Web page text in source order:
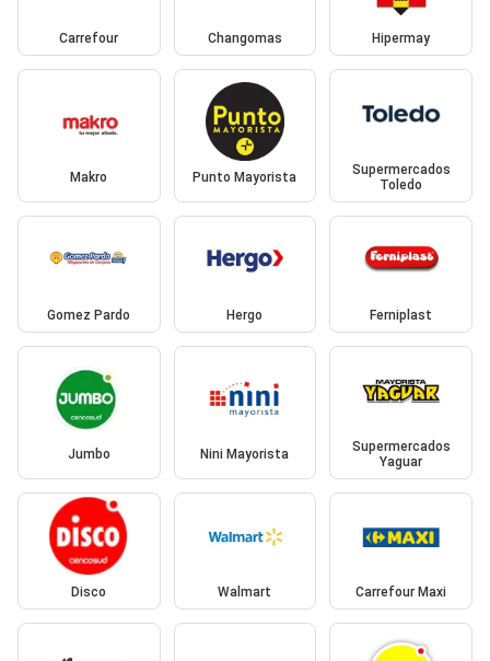
Carrefour Changomas Hipermay
Makro Punto Mayorista
Supermercados
Toledo
Gomez Pardo Hergo Ferniplast
Jumbo Nini Mayorista
Supermercados
Yaguar
Disco Walmart Carrefour Maxi